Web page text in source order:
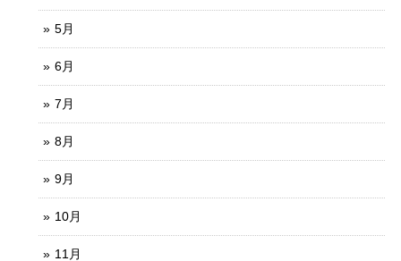
5月
6月
7月
8月
9月
10月
11月